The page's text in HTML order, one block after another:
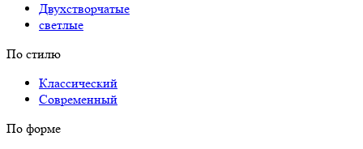
Двухстворчатые
светлые
По стилю
Классический
Современный
По форме